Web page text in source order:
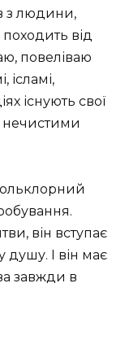
з людини,
від
повеліваю
ісламі,
існують свої
нечистими
він вступає
І він має
завжди в